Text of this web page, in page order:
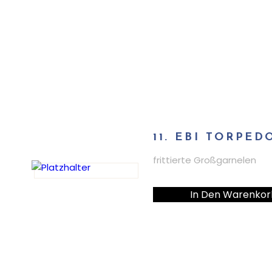
11. EBI
frittierte Großgarnelen
In Den